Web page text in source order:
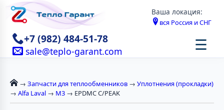
Ваша локация:
вся Россия и СНГ
+7 (982) 484-51-78
sale@teplo-garant.com ☰
→ Запчасти для теплообменников → Уплотнения (прокладки)
→ Alfa Laval → М3 → EPDMC C/PEAK